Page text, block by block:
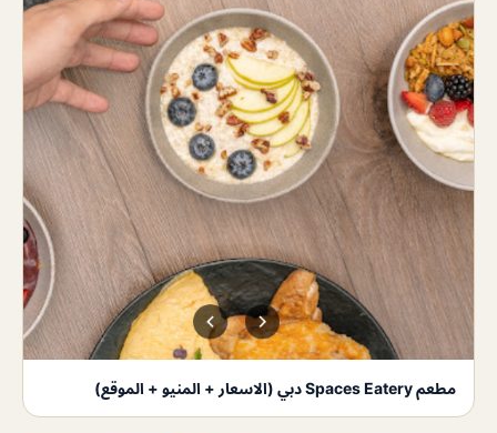
مطعم Spaces Eatery دبي (الاسعار + المنيو + الموقع)